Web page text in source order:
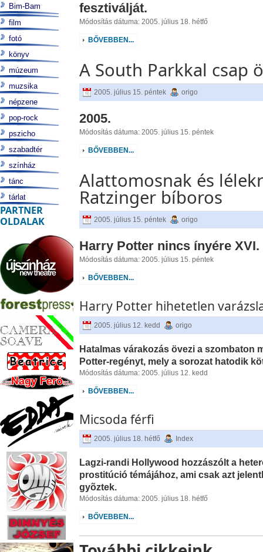
fesztiválját.
Módosítás dátuma: 2005. július 18. hétfő
BŐVEBBEN...
A South Parkkal csap
2005. július 15. péntek origo
2005.
Módosítás dátuma: 2005. július 15. péntek
BŐVEBBEN...
Alattomosnak és
Ratzinger bíboros
2005. július 15. péntek origo
Harry Potter nincs ínyére XVI.
Módosítás dátuma: 2005. július 15. péntek
BŐVEBBEN...
Harry Potter hihetetlen
2005. július 12. kedd origo
Hatalmas várakozás övezi a szombaton
Potter-regényt, mely a sorozat hatodik
Módosítás dátuma: 2005. július 12. kedd
BŐVEBBEN...
Micsoda férfi
2005. július 18. hétfő Index
Lagzi-randi Hollywood hozzászólt a
prostitúció témájához, ami csak azt
gyõztek.
Módosítás dátuma: 2005. július 18. hétfő
BŐVEBBEN...
Bim-Bam
film
fotó
könyv
múzeum
muzsika
népzene
pop-rock
pszicho
szabadtér
színház
tánc
tárlat
PARTNER
OLDALAK